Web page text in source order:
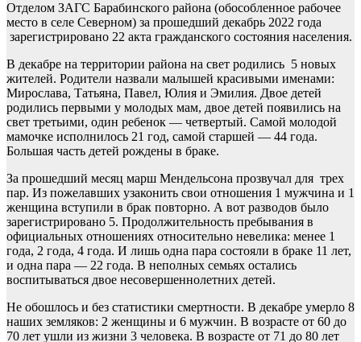
Отделом ЗАГС Барабинского района (обособленное рабочее
место в селе Северном) за прошедший декабрь 2022 года
зарегистрировано 22 акта гражданского состояния населения.
В декабре на территории района на свет родились 5 новых
жителей. Родители назвали малышей красивыми именами:
Мирослава, Татьяна, Павел, Юлия и Эмилия. Двое детей
родились первыми у молодых мам, двое детей появились на
свет третьими, один ребенок — четвертый. Самой молодой
мамочке исполнилось 21 год, самой старшей — 44 года.
Большая часть детей рождены в браке.
За прошедший месяц марш Мендельсона прозвучал для трех
пар. Из пожелавших узаконить свои отношения 1 мужчина и 1
женщина вступили в брак повторно. А вот разводов было
зарегистрировано 5. Продолжительность пребывания в
официальных отношениях относительно невелика: менее 1
года, 2 года, 4 года. И лишь одна пара состояли в браке 11 лет,
и одна пара — 22 года. В неполных семьях остались
воспитываться двое несовершеннолетних детей.
Не обошлось и без статистики смертности. В декабре умерло 8
наших земляков: 2 женщины и 6 мужчин. В возрасте от 60 до
70 лет ушли из жизни 3 человека. В возрасте от 71 до 80 лет